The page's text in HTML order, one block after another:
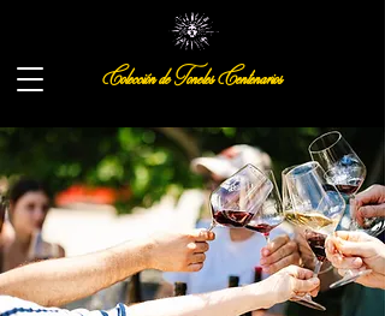
Colección de Toneles Centenarios